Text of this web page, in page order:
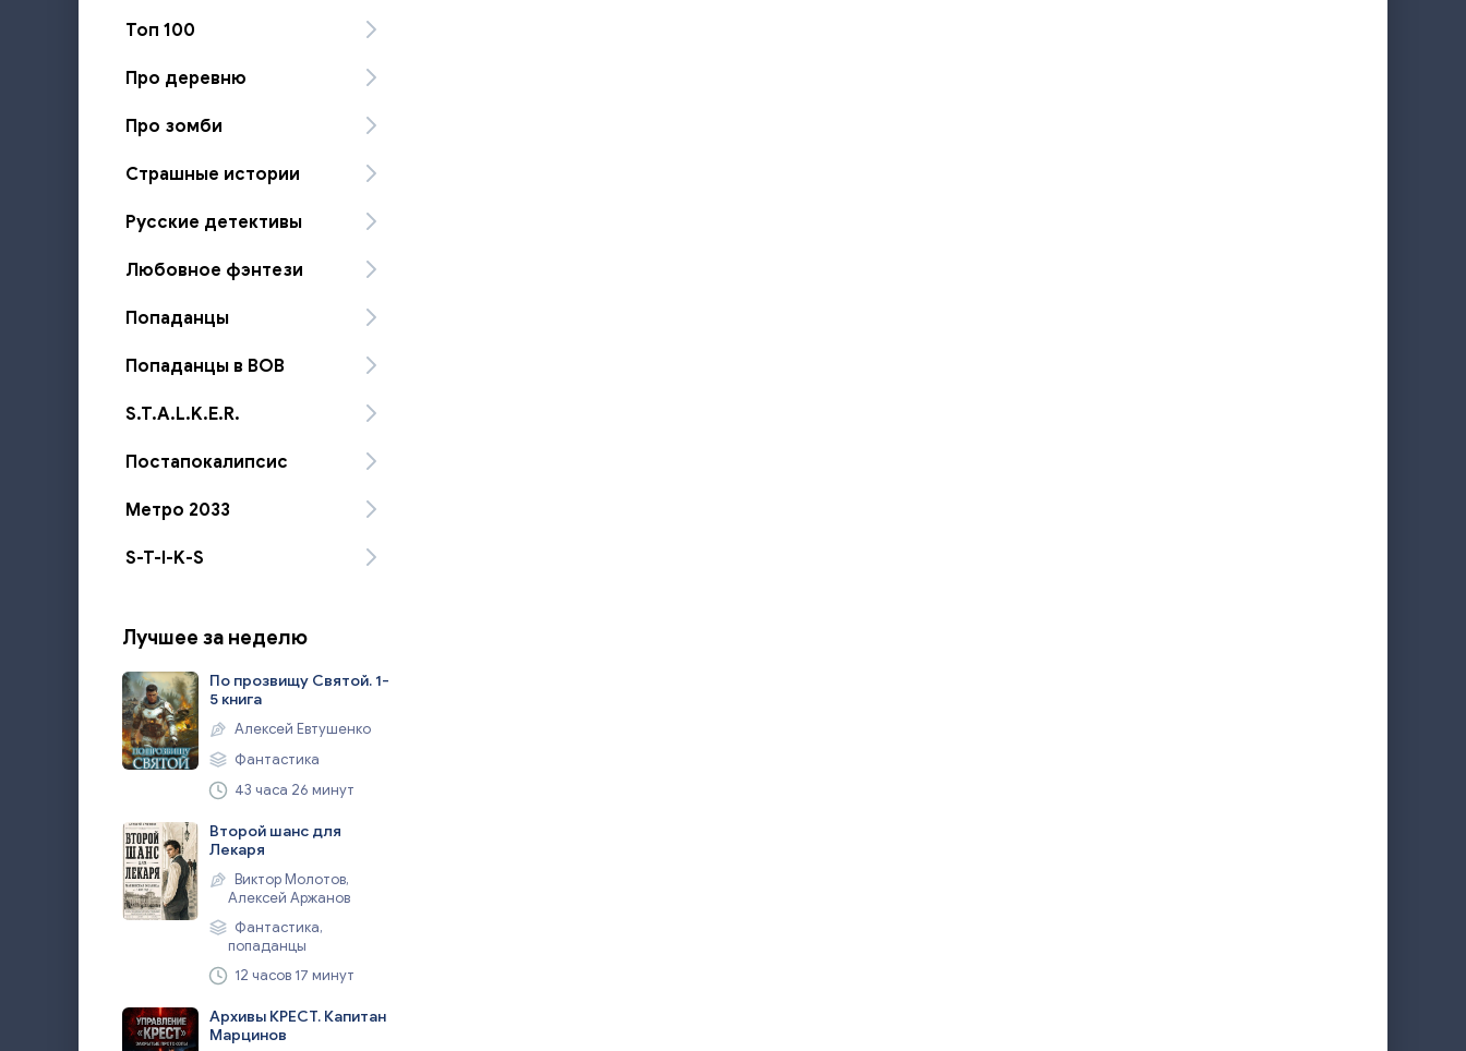
Топ 100
Про деревню
Про зомби
Страшные истории
Русские детективы
Любовное фэнтези
Попаданцы
Попаданцы в ВОВ
S.T.A.L.K.E.R.
Постапокалипсис
Метро 2033
S-T-I-K-S
Лучшее за неделю
По прозвищу Святой. 1-
5 книга
Алексей Евтушенко
Фантастика
43 часа 26 минут
Второй шанс для
Лекаря
Виктор Молотов,
Алексей Аржанов
Фантастика,
попаданцы
12 часов 17 минут
Архивы КРЕСТ. Капитан
Марцинов